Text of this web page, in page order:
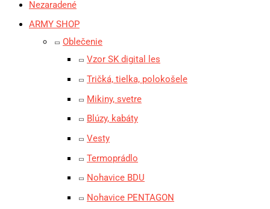
Nezaradené
ARMY SHOP
Oblečenie
Vzor SK digital les
Tričká, tielka, polokošele
Mikiny, svetre
Blúzy, kabáty
Vesty
Termoprádlo
Nohavice BDU
Nohavice PENTAGON